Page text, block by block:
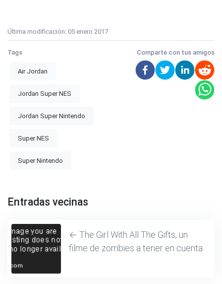
Última modificación: 05 enero 2017
Tags
Air Jordan
Jordan Super NES
Jordan Super Nintendo
Super NES
Super Nintendo
Comparte con tus amigos
Entradas vecinas
← The Girl With All The Gifts, un
filme de zombies a tener en cuenta